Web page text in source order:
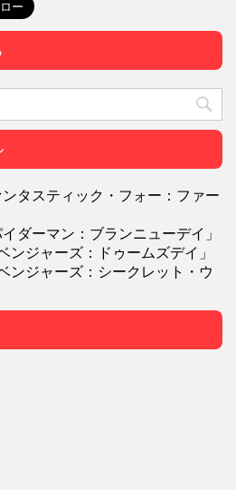
タスティック・フォー：ファー
ダーマン：ブランニューデイ」
ジャーズ：ドゥームズデイ」
ンジャーズ：シークレット・ウ